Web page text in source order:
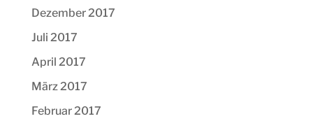
Dezember 2017
Juli 2017
April 2017
März 2017
Februar 2017